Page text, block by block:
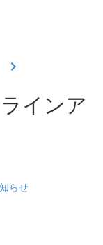
インア
らせ